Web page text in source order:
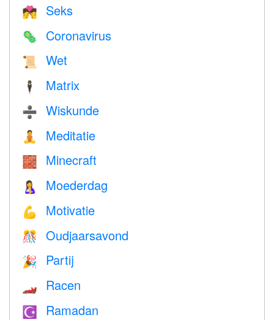
💏 Seks
🦠 Coronavirus
📜 Wet
🕴️ Matrix
➗ Wiskunde
🧘 Meditatie
🧱 Minecraft
🤱 Moederdag
💪 Motivatie
🎊 Oudjaarsavond
🎉 Partij
🏎 Racen
☪️ Ramadan